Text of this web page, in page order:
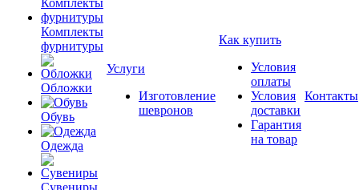
Комплекты
фурнитуры
Обложки
Обувь
Одежда
Сувениры
Услуги
Изготовление
шевронов
Как купить
Условия
оплаты
Условия
доставки
Гарантия
на товар
Контакты